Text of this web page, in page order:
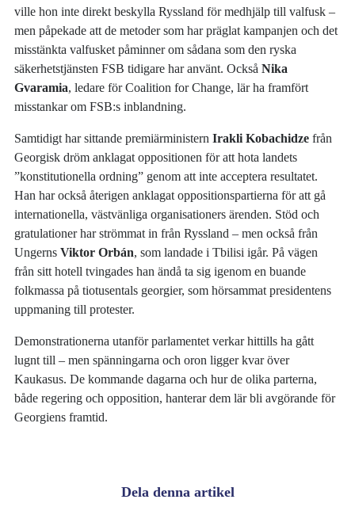
ville hon inte direkt beskylla Ryssland för medhjälp till valfusk –
men påpekade att de metoder som har präglat kampanjen och det
misstänkta valfusket påminner om sådana som den ryska
säkerhetstjänsten FSB tidigare har använt. OcksåNika
Gvaramia, ledare för Coalition for Change, lär ha framfört
misstankar om FSB:s inblandning.
Samtidigt har sittande premiärministernIrakli Kobachidze från
Georgisk dröm anklagat oppositionen för att hota landets
”konstitutionella ordning” genom att inte acceptera resultatet.
Han har också återigen anklagat oppositionspartierna för att gå
internationella, västvänliga organisationers ärenden. Stöd och
gratulationer har strömmat in från Ryssland – men också från
UngernsViktor Orbán, som landade i Tbilisi igår. På vägen
från sitt hotell tvingades han ändå ta sig igenom en buande
folkmassa på tiotusentals georgier, som hörsammat presidentens
uppmaning till protester.
Demonstrationerna utanför parlamentet verkar hittills ha gått
lugnt till – men spänningarna och oron ligger kvar över
Kaukasus. De kommande dagarna och hur de olika parterna,
både regering och opposition, hanterar dem lär bli avgörande för
Georgiens framtid.
Dela denna artikel